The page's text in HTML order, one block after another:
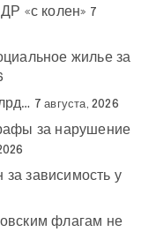
«с колен» 7
жилье за
7 августа, 2026
за нарушение
зависимость у
флагам не